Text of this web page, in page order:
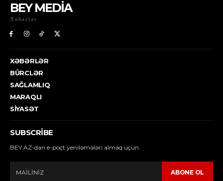
BEY MEDİA
Xəbərlər
XƏBƏRLƏR
BÜRCLƏR
SAĞLAMLIQ
MARAQLI
SIYASƏT
SUBSCRIBE
BEY.AZ-dan e-poçt yeniləmələri almaq üçün.
ABONE OL